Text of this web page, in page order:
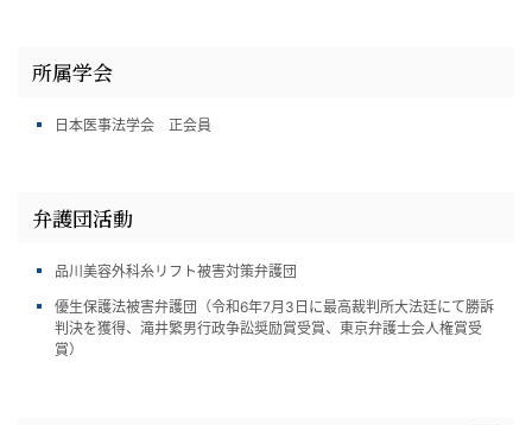
所属学会
日本医事法学会 正会員
弁護団活動
品川美容外科糸リフト被害対策弁護団
優生保護法被害弁護団（令和6年7月3日に最高裁判所大法廷にて勝訴
判決を獲得、滝井繁男行政争訟奨励賞受賞、東京弁護士会人権賞受
賞）